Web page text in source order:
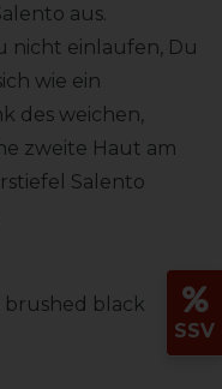
aus.
nicht einlaufen, Du
wie ein
des weichen,
zweite Haut am
Salento
brushed black
SSV